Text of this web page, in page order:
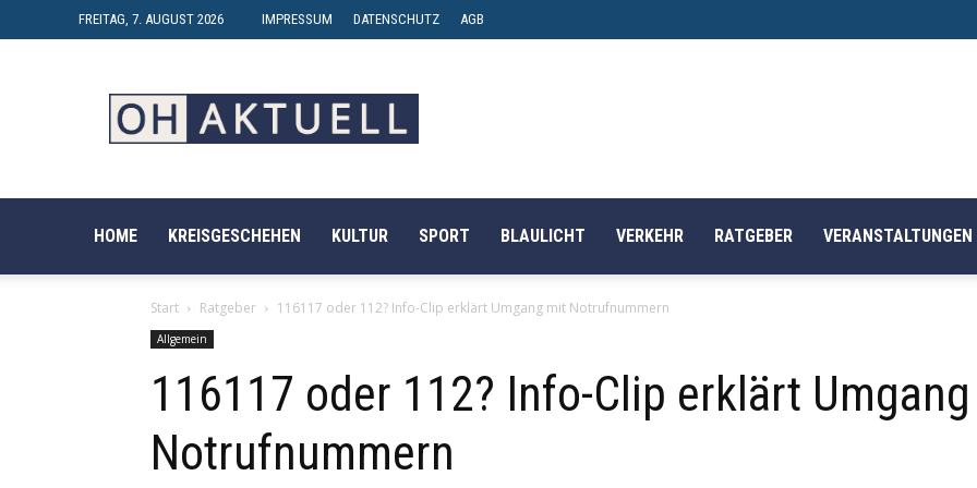
FREITAG, 7. AUGUST 2026 IMPRESSUM DATENSCHUTZ AGB
AKTUELL
HOME KREISGESCHEHEN KULTUR SPORT BLAULICHT VERKEHR RATGEBER VERANSTALTUNGEN
Start Ratgeber 116117 oder 112? Info-Clip erklärt Umgang mit Notrufnummern
Allgemein
116117 oder 112? Info-Clip erklärt
Notrufnummern